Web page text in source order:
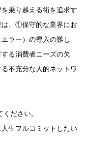
乗り越える術を追求す
は、①保守的な業界にお
ラー）の導入の難し
る消費者ニーズの欠
不充分な人的ネットワ
ださい。
生フルコミットしたい